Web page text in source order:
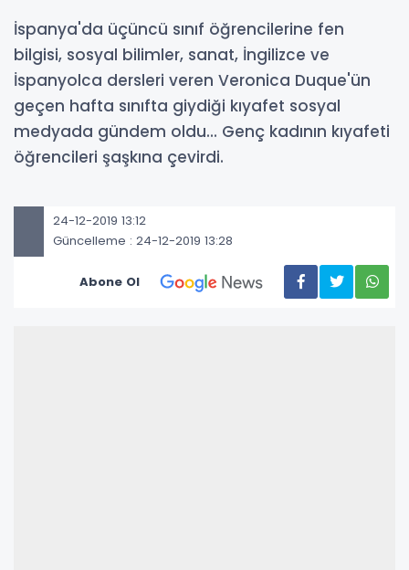
İspanya'da üçüncü sınıf öğrencilerine fen
bilgisi, sosyal bilimler, sanat, İngilizce ve
İspanyolca dersleri veren Veronica Duque'ün
geçen hafta sınıfta giydiği kıyafet sosyal
medyada gündem oldu... Genç kadının kıyafeti
öğrencileri şaşkına çevirdi.
24-12-2019 13:12
Güncelleme : 24-12-2019 13:28
Abone Ol